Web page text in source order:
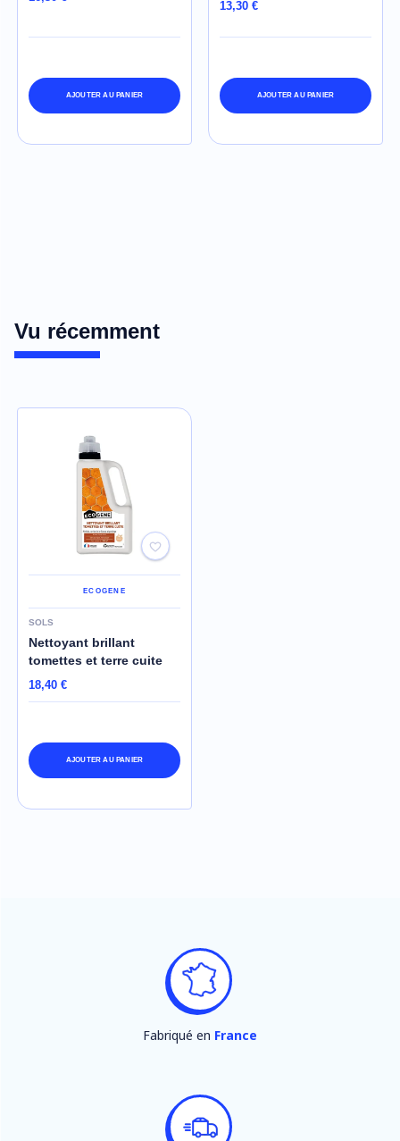
AJOUTER AU PANIER
13,30 €
AJOUTER AU PANIER
Vu récemment
ECOGENE
SOLS
Nettoyant brillant
tomettes et terre cuite
18,40 €
AJOUTER AU PANIER
Fabriqué en France